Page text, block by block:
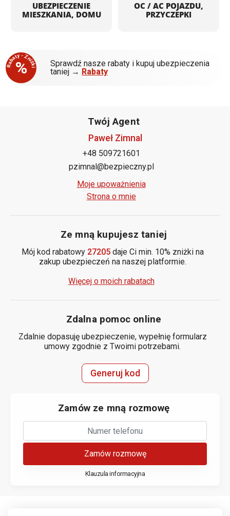
UBEZPIECZENIE
MIESZKANIA, DOMU
OC / AC POJAZDU,
PRZYCZEPKI
%
Rabaty - Zniżki
Sprawdź nasze rabaty i kupuj ubezpieczenia
taniej → Rabaty
Twój Agent
Paweł Zimnal
+48 509721601
pzimnal@bezpieczny.pl
Moje upoważnienia
Strona o mnie
Ze mną kupujesz taniej
Mój kod rabatowy 27205daje Ci min. 10% zniżki na
zakup ubezpieczeń na naszej platformie.
Więcej o moich rabatach
Zdalna pomoc online
Zdalnie dopasuję ubezpieczenie, wypełnię formularz
umowy zgodnie z Twoimi potrzebami.
Generuj kod
Zamów ze mną rozmowę
Zamów rozmowę
Klauzula informacyjna